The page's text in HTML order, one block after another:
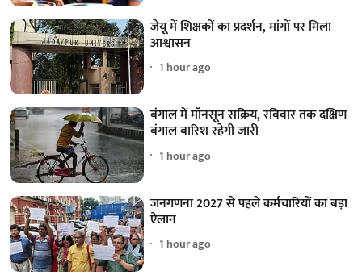
जेयू में शिक्षकों का प्रदर्शन, मांगों पर मिला
आश्वासन
1 hour ago
बंगाल में मॉनसून सक्रिय, रविवार तक दक्षिण
बंगाल बारिश रहेगी जारी
1 hour ago
जनगणना 2027 से पहले कर्मचारियों का बड़ा
ऐलान
1 hour ago